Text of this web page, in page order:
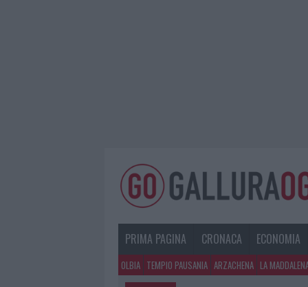
PRIMA PAGINA CRONACA ECONOMIA
OLBIA TEMPIO PAUSANIA ARZACHENA LA